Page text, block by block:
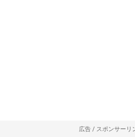
広告 / スポンサーリ